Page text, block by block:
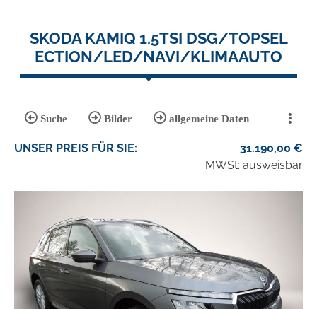
SKODA KAMIQ 1.5TSI DSG/TOPSEL
ECTION/LED/NAVI/KLIMAAUTO
Suche Bilder allgemeine Daten
UNSER PREIS FÜR SIE: 31.190,00 €
MWSt: ausweisbar